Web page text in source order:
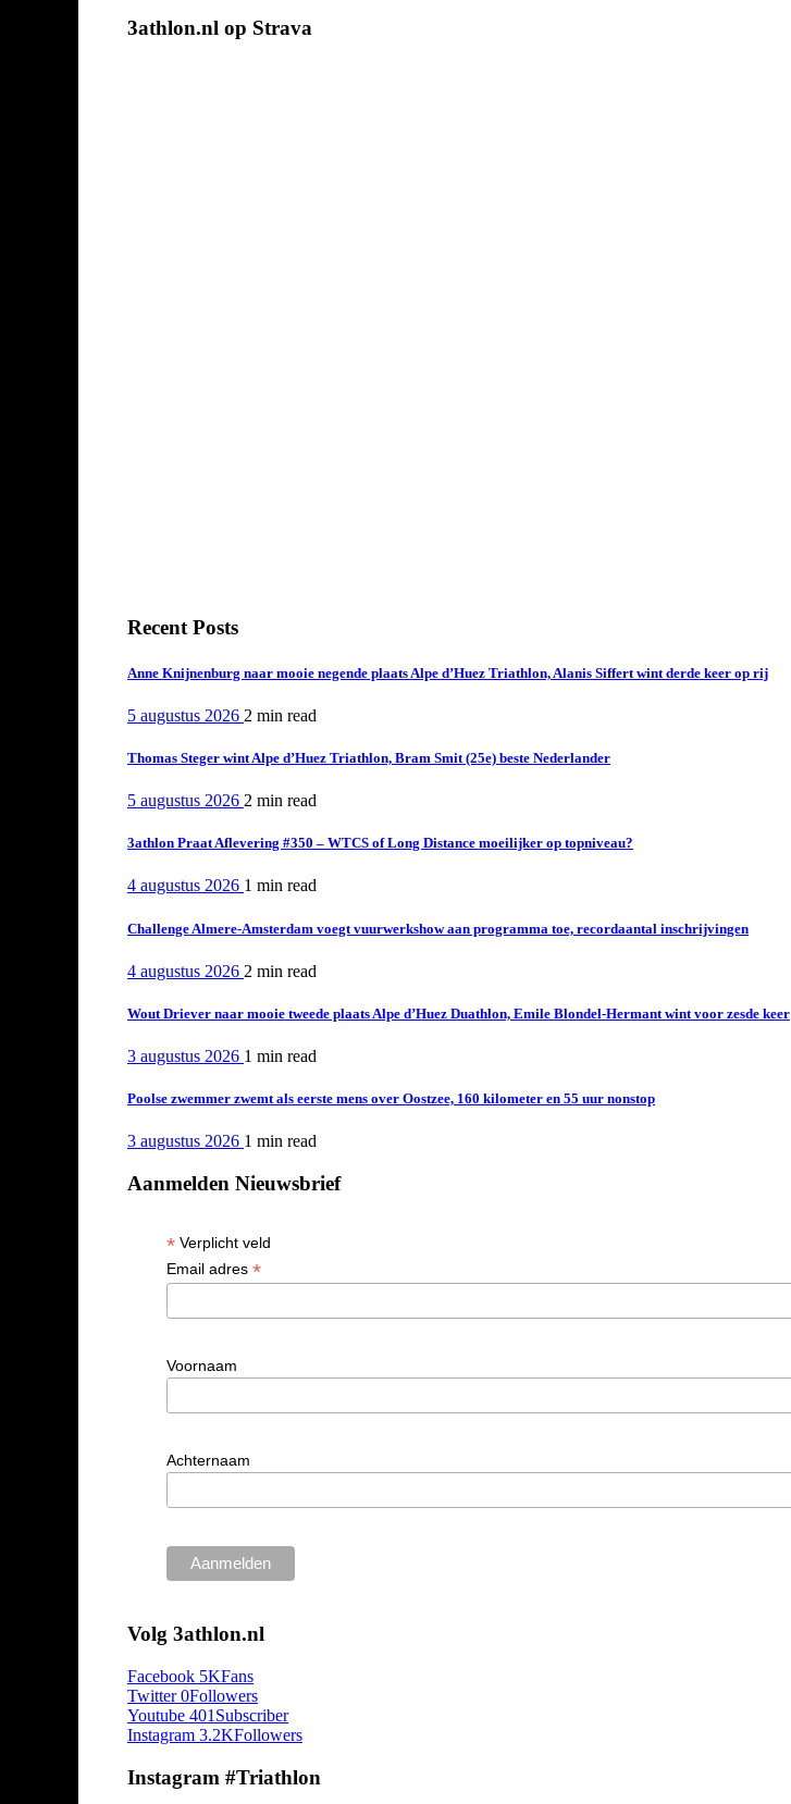
3athlon.nl op Strava
Recent Posts
Anne Knijnenburg naar mooie negende plaats Alpe d’Huez Triathlon, Alanis Siffert wint derde keer op rij
5 augustus 2026 2 min read
Thomas Steger wint Alpe d’Huez Triathlon, Bram Smit (25e) beste Nederlander
5 augustus 2026 2 min read
3athlon Praat Aflevering #350 – WTCS of Long Distance moeilijker op topniveau?
4 augustus 2026 1 min read
Challenge Almere-Amsterdam voegt vuurwerkshow aan programma toe, recordaantal inschrijvingen
4 augustus 2026 2 min read
Wout Driever naar mooie tweede plaats Alpe d’Huez Duathlon, Emile Blondel-Hermant wint voor zesde keer
3 augustus 2026 1 min read
Poolse zwemmer zwemt als eerste mens over Oostzee, 160 kilometer en 55 uur nonstop
3 augustus 2026 1 min read
Aanmelden Nieuwsbrief
* Verplicht veld
Email adres *
Voornaam
Achternaam
Volg 3athlon.nl
Facebook 5KFans
Twitter 0Followers
Youtube 401 Subscriber
Instagram 3.2KFollowers
Instagram #Triathlon